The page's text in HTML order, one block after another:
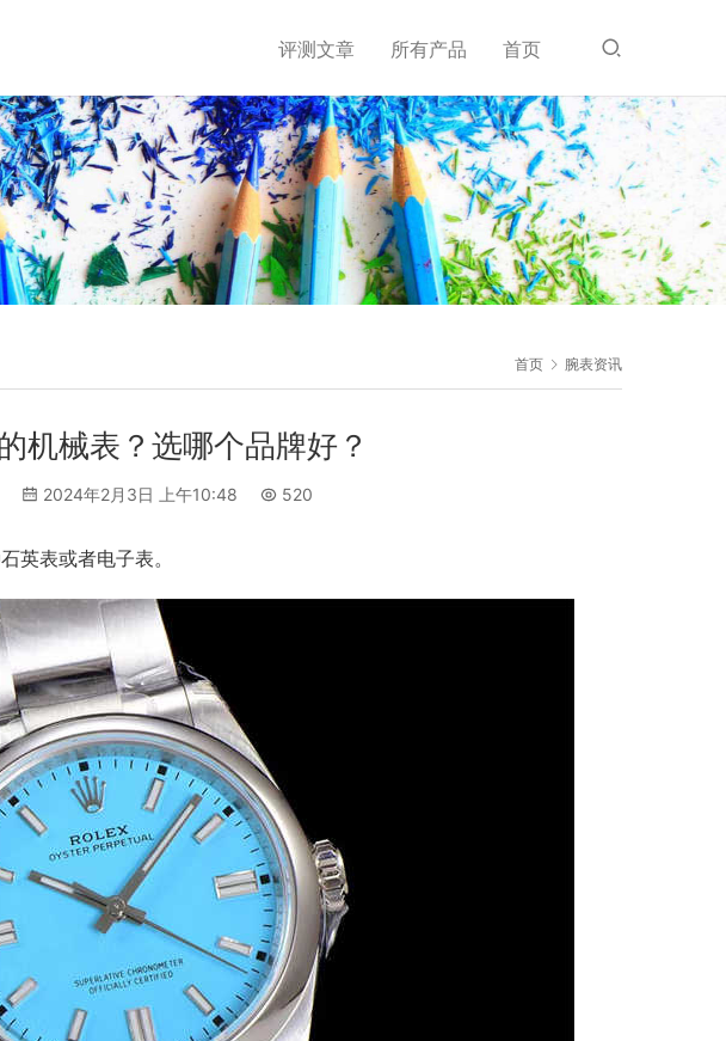
评测文章 所有产品 首页
首页 腕表资讯
机械表？选哪个品牌好？
2024年2月3日 上午10:48 520
英表或者电子表。